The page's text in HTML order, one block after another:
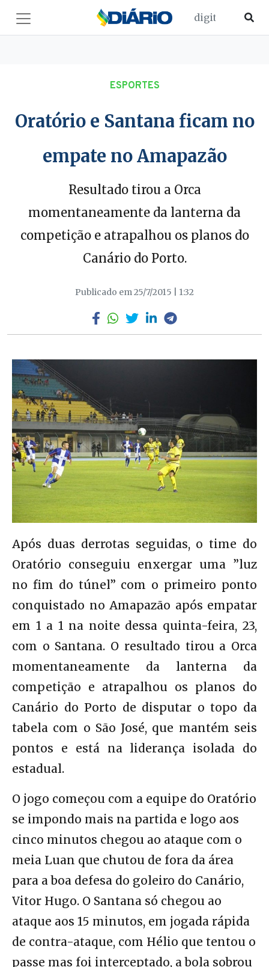
ESPORTES
Oratório e Santana ficam no
empate no Amapazão
Resultado tirou a Orca
momentaneamente da lanterna da
competição e atrapalhou os planos do
Canário do Porto.
Publicado em 25/7/2015 | 1:32
Após duas derrotas seguidas, o time do
Oratório conseguiu enxergar uma ”luz
no fim do túnel” com o primeiro ponto
conquistado no Amapazão após empatar
em 1 a 1 na noite dessa quinta-feira, 23,
com o Santana. O resultado tirou a Orca
momentaneamente da lanterna da
competição e atrapalhou os planos do
Canário do Porto de disputar o topo da
tabela com o São José, que mantém seis
pontos e está na liderança isolada do
estadual.
O jogo começou com a equipe do Oratório
se impondo mais na partida e logo aos
cinco minutos chegou ao ataque com o
meia Luan que chutou de fora da área
para a boa defesa do goleiro do Canário,
Vitor Hugo. O Santana só chegou ao
ataque aos 15 minutos, em jogada rápida
de contra-ataque, com Hélio que tentou o
passe mas foi interceptado, a bola sobrou